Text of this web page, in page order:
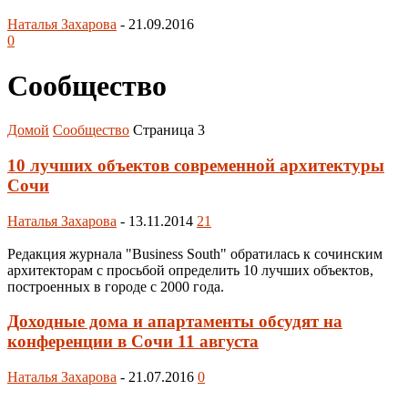
Наталья Захарова - 21.09.2016
0
Сообщество
Домой Сообщество Страница 3
10 лучших объектов современной архитектуры
Сочи
Наталья Захарова - 13.11.2014 21
Редакция журнала "Business South" обратилась к сочинским
архитекторам с просьбой определить 10 лучших объектов,
построенных в городе с 2000 года.
Доходные дома и апартаменты обсудят на
конференции в Сочи 11 августа
Наталья Захарова - 21.07.2016 0